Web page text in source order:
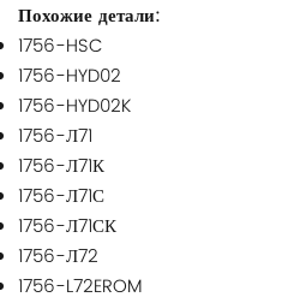
Похожие детали:
1756-HSC
1756-HYD02
1756-HYD02K
1756-Л71
1756-Л71К
1756-Л71С
1756-Л71СК
1756-Л72
1756-L72EROM